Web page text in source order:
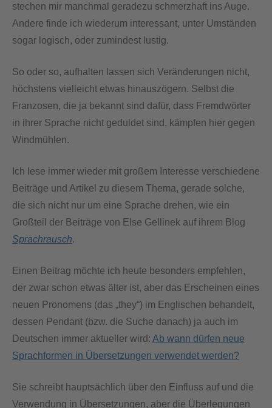
stechen mir manchmal geradezu schmerzhaft ins Auge.
Andere finde ich wiederum interessant, unter Umständen
sogar logisch, oder zumindest lustig.
So oder so, aufhalten lassen sich Veränderungen nicht,
höchstens vielleicht etwas hinauszögern. Selbst die
Franzosen, die ja bekannt sind dafür, dass Fremdwörter
in ihrer Sprache nicht geduldet sind, kämpfen hier gegen
Windmühlen.
Ich lese immer wieder mit großem Interesse verschiedene
Beiträge und Artikel zu diesem Thema, gerade solche,
die sich nicht nur um eine Sprache drehen, wie ein
Großteil der Beiträge von Else Gellinek auf ihrem Blog
Sprachrausch.
Einen Beitrag möchte ich heute besonders empfehlen,
der zwar schon etwas älter ist, aber das Erscheinen eines
neuen Pronomens (das „they“) im Englischen behandelt,
dessen Pendant (bzw. die Suche danach) ja auch im
Deutschen immer aktueller wird: Ab wann dürfen neue
Sprachformen in Übersetzungen verwendet werden?
Sie schreibt hauptsächlich über den Einfluss auf und die
Verwendung in Übersetzungen, aber die Überlegungen